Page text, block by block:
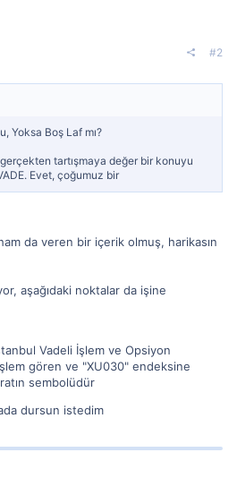
#2
Yoksa Boş Laf mı?
tartışmaya değer bir konuyu
Evet, çoğumuz bir
da veren bir içerik olmuş, harikasın
aşağıdaki noktalar da işine
Vadeli İşlem ve Opsiyon
gören ve "XU030" endeksine
sembolüdür
dursun istedim